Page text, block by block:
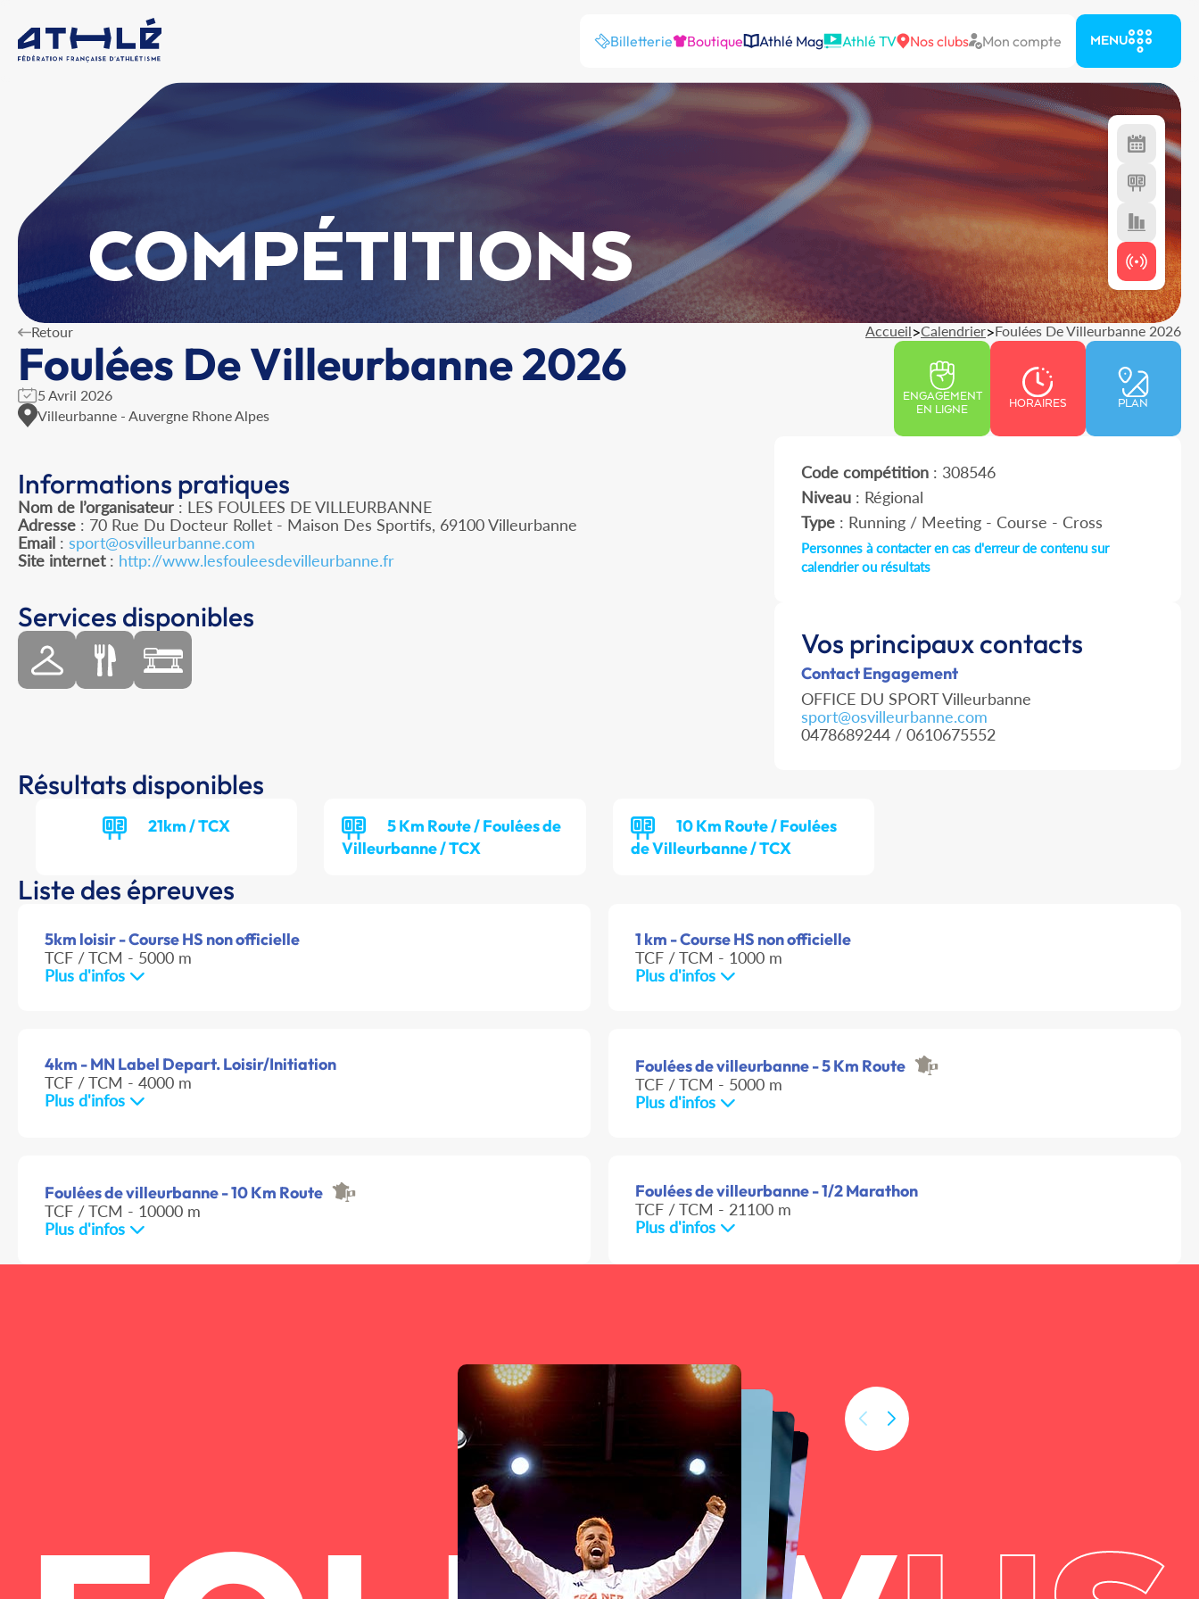
Billetterie Boutique Athlé Mag Athlé TV Nos clubs Mon compte MENU
COMPÉTITIONS
Retour Accueil>Calendrier>Foulées De Villeurbanne 2026
Foulées De Villeurbanne 2026
5 Avril 2026
Villeurbanne - Auvergne Rhone Alpes
ENGAGEMENT
EN LIGNE
HORAIRES PLAN
Informations pratiques
Nom de l’organisateur : LES FOULEES DE VILLEURBANNE
Adresse : 70 Rue Du Docteur Rollet - Maison Des Sportifs, 69100 Villeurbanne
Email : sport@osvilleurbanne.com
Site internet: http://www.lesfouleesdevilleurbanne.fr
Code compétition: 308546
Niveau: Régional
Type: Running / Meeting - Course - Cross
Personnes à contacter en cas d'erreur de contenu sur
calendrier ou résultats
Services disponibles
Vos principaux contacts
Contact Engagement
OFFICE DU SPORT Villeurbanne
sport@osvilleurbanne.com
0478689244 / 0610675552
Résultats disponibles
21km / TCX
5 Km Route / Foulées de
Villeurbanne / TCX
10 Km Route / Foulées
de Villeurbanne / TCX
Liste des épreuves
5km loisir - Course HS non officielle
TCF / TCM - 5000 m
Plus d'infos
1 km - Course HS non officielle
TCF / TCM - 1000 m
Plus d'infos
4km - MN Label Depart. Loisir/Initiation
TCF / TCM - 4000 m
Plus d'infos
Foulées de villeurbanne - 5 Km Route
TCF / TCM - 5000 m
Plus d'infos
Foulées de villeurbanne - 10 Km Route
TCF / TCM - 10000 m
Plus d'infos
Foulées de villeurbanne - 1/2 Marathon
TCF / TCM - 21100 m
Plus d'infos